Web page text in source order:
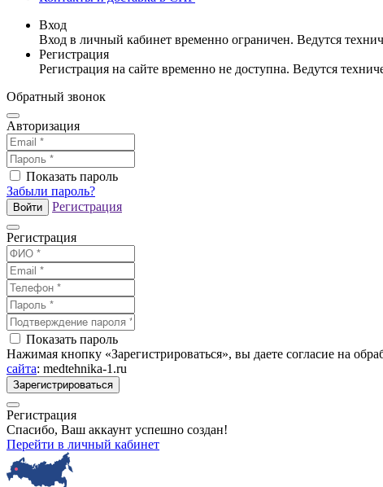
Вход
Вход в личный кабинет временно ограничен. Ведутся
Регистрация
Регистрация на сайте временно не доступна. Ведутся
Обратный звонок
Авторизация
Показать пароль
Забыли пароль?
Войти Регистрация
Регистрация
Показать пароль
Нажимая кнопку «Зарегистрироваться», вы даете согласие на
сайта: medtehnika-1.ru
Зарегистрироваться
Регистрация
Спасибо, Ваш аккаунт успешно создан!
Перейти в личный кабинет